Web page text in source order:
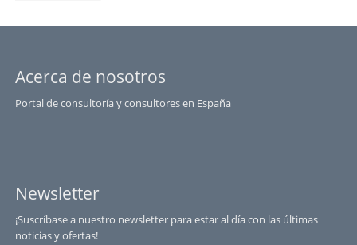
Acerca de nosotros
Portal de consultoría y consultores en España
Newsletter
¡Suscríbase a nuestro newsletter para estar al día con las últimas
noticias y ofertas!